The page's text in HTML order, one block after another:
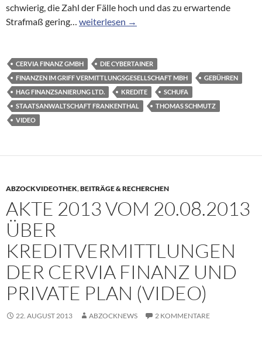
schwierig, die Zahl der Fälle hoch und das zu erwartende
Strafmaß gering… ZDFzoom vom 15.10.14 über schufafreie
weiterlesen →
CERVIA FINANZ GMBH
DIE CYBERTAINER
FINANZEN IM GRIFF VERMITTLUNGSGESELLSCHAFT MBH
GEBÜHREN
HAG FINANZSANIERUNG LTD.
KREDITE
SCHUFA
STAATSANWALTSCHAFT FRANKENTHAL
THOMAS SCHMUTZ
VIDEO
ABZOCKVIDEOTHEK,BEITRÄGE & RECHERCHEN
AKTE 2013 VOM 20.08.2013
ÜBER
KREDITVERMITTLUNGEN
DER CERVIA FINANZ UND
PRIVATE PLAN (VIDEO)
22. AUGUST 2013 ABZOCKNEWS 2 KOMMENTARE